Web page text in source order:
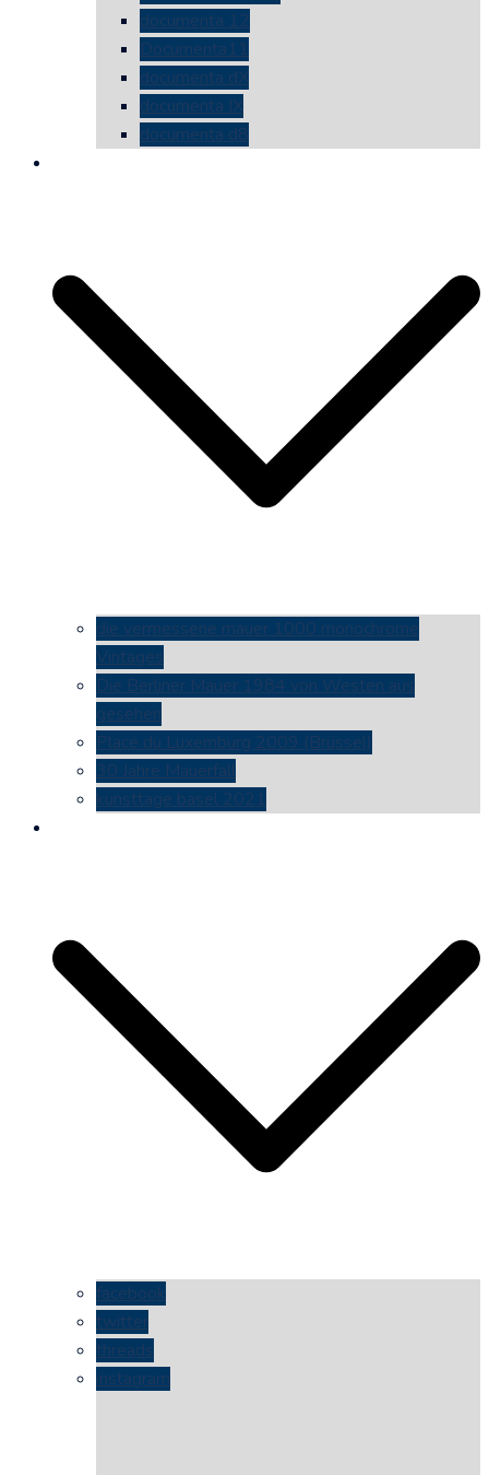
documenta 12
Documenta11
documenta dX
documenta IX
documenta d8
die vermessene mauer 1000 monochrome
Vintages
Die Berliner Mauer 1984 von Westen aus
gesehen
Place du Luxemburg 2009 (Brüssel)
30 Jahre Mauerfall
kunsttage basel 2021
facebook
twitter
threads
instagram